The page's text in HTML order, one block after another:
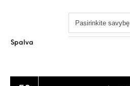
Spalva
Pasirinkite savybę